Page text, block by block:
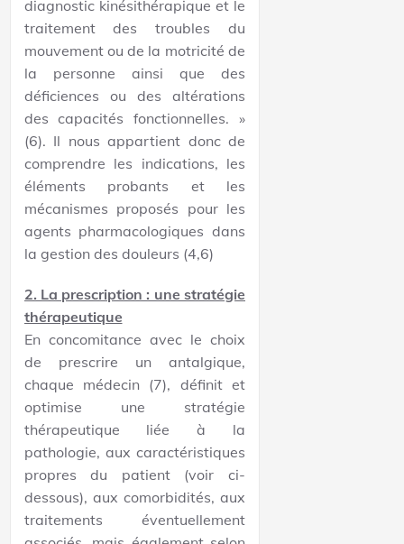
diagnostic kinésithérapique et le
traitement des troubles du
mouvement ou de la motricité de
la personne ainsi que des
déficiences ou des altérations
des capacités fonctionnelles. »
(6). Il nous appartient donc de
comprendre les indications, les
éléments probants et les
mécanismes proposés pour les
agents pharmacologiques dans
la gestion des douleurs (4,6)
2. La prescription : une stratégie
thérapeutique
En concomitance avec le choix
de prescrire un antalgique,
chaque médecin (7), définit et
optimise une stratégie
thérapeutique liée à la
pathologie, aux caractéristiques
propres du patient (voir ci-
dessous), aux comorbidités, aux
traitements éventuellement